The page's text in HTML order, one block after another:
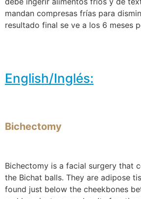
mandan compresas frías para
resultado final se ve a los 6 meses
English/Inglés:
Bichectomy
Bichectomy is a facial surgery that
the Bichat balls. They are adipose
found just below the cheekbones